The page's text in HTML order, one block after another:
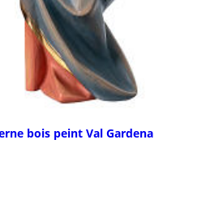
bois peint Val Gardena